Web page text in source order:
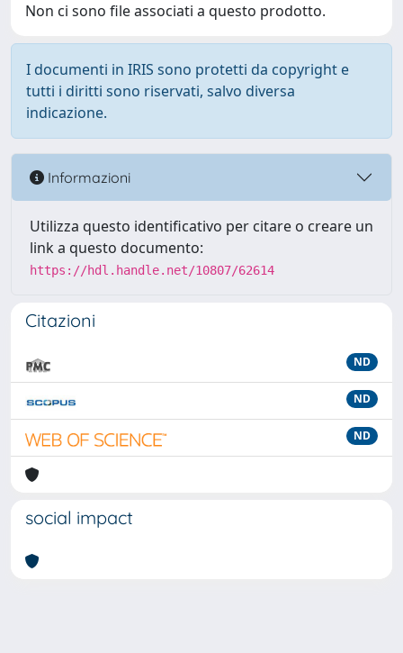
Non ci sono file associati a questo prodotto.
I documenti in IRIS sono protetti da copyright e
tutti i diritti sono riservati, salvo diversa
indicazione.
Informazioni
Utilizza questo identificativo per citare o creare un
link a questo documento:
https://hdl.handle.net/10807/62614
Citazioni
ND
ND
ND
social impact